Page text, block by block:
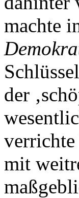
machte
der
mit